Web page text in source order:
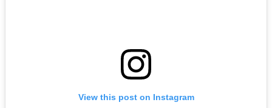
View this post on Instagram